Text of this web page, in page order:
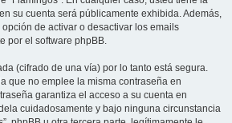
su cuenta será públicamente exhibida. Además,
de activar o desactivar los emails
por el software phpBB.
(cifrado de una vía) por lo tanto está segura.
que no emplee la misma contraseña en
garantiza el acceso a su cuenta en
cuidadosamente y bajo ninguna circunstancia